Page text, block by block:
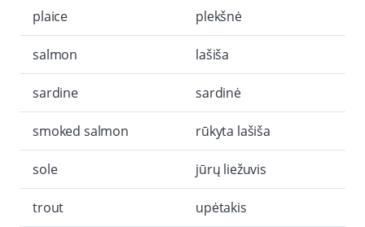
plaice plekšnė
salmon lašiša
sardine sardinė
smoked salmon rūkyta lašiša
sole jūrų liežuvis
trout upėtakis